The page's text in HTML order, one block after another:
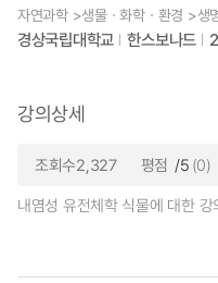
자연과학 >생물ㆍ화학ㆍ환경 >생
경상국립대학교 한스보나드
강의상세
조회수2,327 평점 /5 (0)
내염성 유전체학 식물에 대한 강